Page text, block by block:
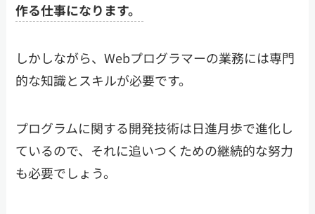
作る仕事になります。
しかしながら、Webプログラマーの業務には専門
的な知識とスキルが必要です。
プログラムに関する開発技術は日進月歩で進化し
ているので、それに追いつくための継続的な努力
も必要でしょう。